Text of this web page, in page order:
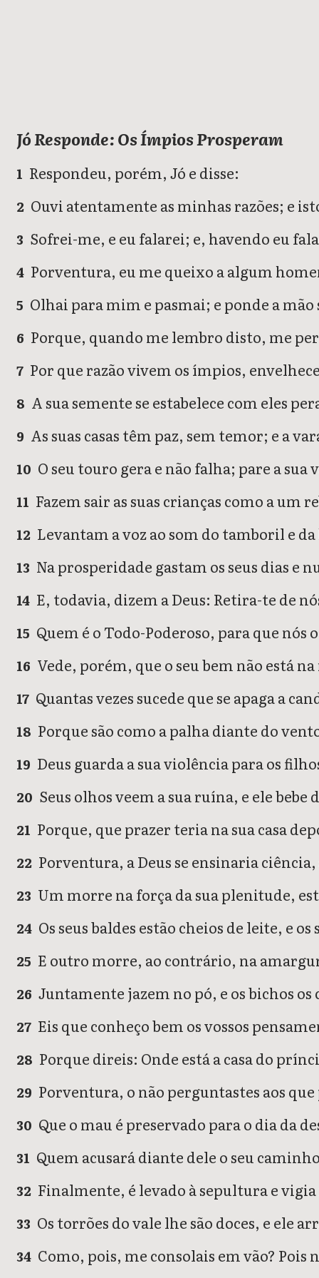
Jó Responde: Os Ímpios Prosperam
1 Respondeu, porém, Jó e disse:
2 Ouvi atentamente as minhas razões; e
3 Sofrei-me, e eu falarei; e, havendo eu
4 Porventura, eu me queixo a algum
5 Olhai para mim e pasmai; e ponde a mão
6 Porque, quando me lembro disto, me
7 Por que razão vivem os ímpios,
8 A sua semente se estabelece com eles
9 As suas casas têm paz, sem temor; e a
10 O seu touro gera e não falha; pare a sua
11 Fazem sair as suas crianças como a um
12 Levantam a voz ao som do tamboril e
13 Na prosperidade gastam os seus dias e
14 E, todavia, dizem a Deus: Retira-te de
15 Quem é o Todo-Poderoso, para que nós
16 Vede, porém, que o seu bem não está
17 Quantas vezes sucede que se apaga a
18 Porque são como a palha diante do
19 Deus guarda a sua violência para os
20 Seus olhos veem a sua ruína, e ele
21 Porque, que prazer teria na sua casa
22 Porventura, a Deus se ensinaria ciência,
23 Um morre na força da sua plenitude,
24 Os seus baldes estão cheios de leite, e
25 E outro morre, ao contrário, na
26 Juntamente jazem no pó, e os bichos os
27 Eis que conheço bem os vossos
28 Porque direis: Onde está a casa do
29 Porventura, o não perguntastes aos
30 Que o mau é preservado para o dia da
31 Quem acusará diante dele o seu
32 Finalmente, é levado à sepultura e
33 Os torrões do vale lhe são doces, e ele
34 Como, pois, me consolais em vão? Pois